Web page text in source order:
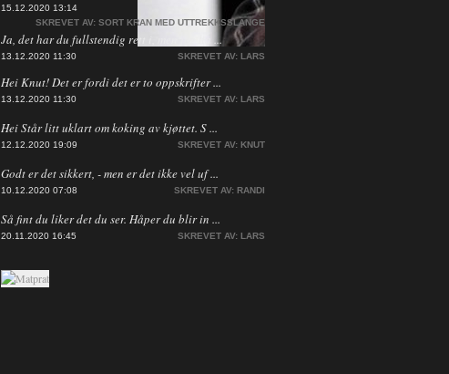
15.12.2020 13:14
SKREVET AV: SORT KRAN MED UTTREKKSSLANGE
Ja, det har du fullstendig rett i, men jeg ha ...
13.12.2020 11:30 SKREVET AV: LARS
Hei Knut! Det er fordi det er to oppskrifter ...
13.12.2020 11:30 SKREVET AV: LARS
Hei Står litt uklart om koking av kjøttet. S ...
12.12.2020 19:09 SKREVET AV: KNUT
Godt er det sikkert, - men er det ikke vel uf ...
10.12.2020 07:08 SKREVET AV: RANDI
Så fint du liker det du ser. Håper du blir in ...
20.11.2020 16:45 SKREVET AV: LARS